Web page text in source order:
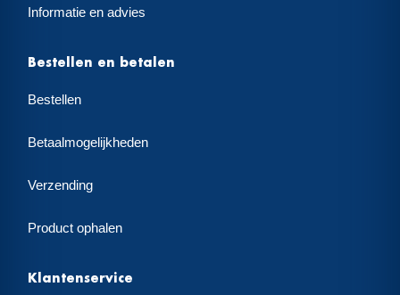
Informatie en advies
Bestellen en betalen
Bestellen
Betaalmogelijkheden
Verzending
Product ophalen
Klantenservice